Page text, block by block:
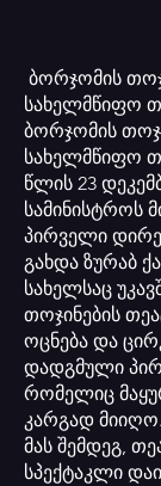
ბორჯომის
სახელმწიფო
ბორჯომის
სახელმწიფო
წლის 23
სამინისტროს
პირველი
გახდა ზურაბ
სახელსაც
თოჯინების
ოცნება და
დადგმული
რომელიც
კარგად მიიღო.
მას შემდეგ,
სპექტაკლი